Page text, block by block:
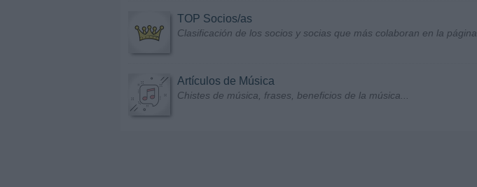
TOP Socios/as
Clasificación de los socios y socias que más colaboran en la página
Artículos de Música
Chistes de música, frases, beneficios de la música...